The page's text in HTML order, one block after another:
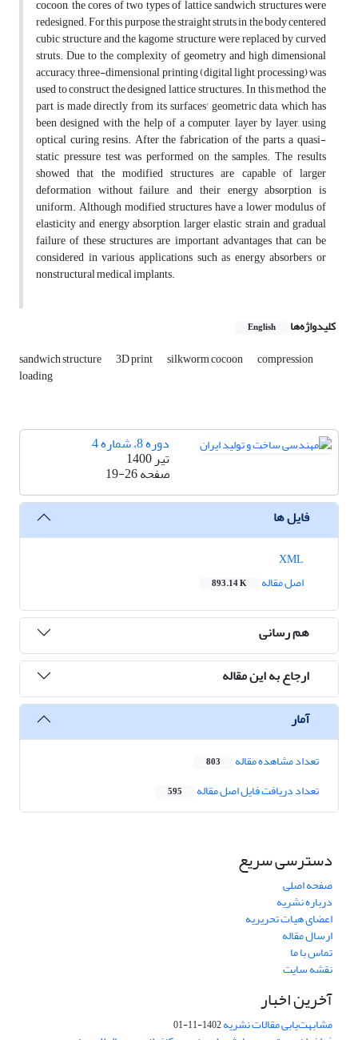
cocoon, the cores of two types of lattice sandwich structures were
redesigned. For this purpose, the straight struts in the body centered
cubic structure and the kagome structure were replaced by curved
struts. Due to the complexity of geometry and high dimensional
accuracy, three-dimensional printing (digital light processing) was
used to construct the designed lattice structures. In this method, the
part is made directly from its surfaces' geometric data, which has
been designed with the help of a computer, layer by layer, using
optical curing resins. After the fabrication of the parts, a quasi-
static pressure test was performed on the samples. The results
showed that the modified structures are capable of larger
deformation without failure, and their energy absorption is
uniform. Although modified structures have a lower modulus of
elasticity and energy absorption, larger elastic strain and gradual
failure of these structures are important advantages that can be
considered in various applications such as energy absorbers or
nonstructural medical implants.
کلیدواژه‌ها English
sandwich structure 3D print silkworm cocoon compression
loading
دوره 8، شماره 4
تیر 1400
صفحه19-26
فایل ها
اصل مقاله
893.14 K
هم رسانی
ارجاع به این مقاله
آمار
تعداد مشاهده مقاله 803
تعداد دریافت فایل اصل مقاله 595
دسترسی سریع
صفحه اصلی
درباره نشریه
اعضای هیات تحریریه
ارسال مقاله
تماس با ما
نقشه سایت
آخرین اخبار
مشابهت‌یابی مقالات نشریه1402-11-01